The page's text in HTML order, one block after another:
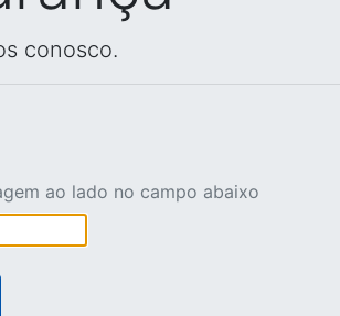
conosco.
ao lado no campo abaixo